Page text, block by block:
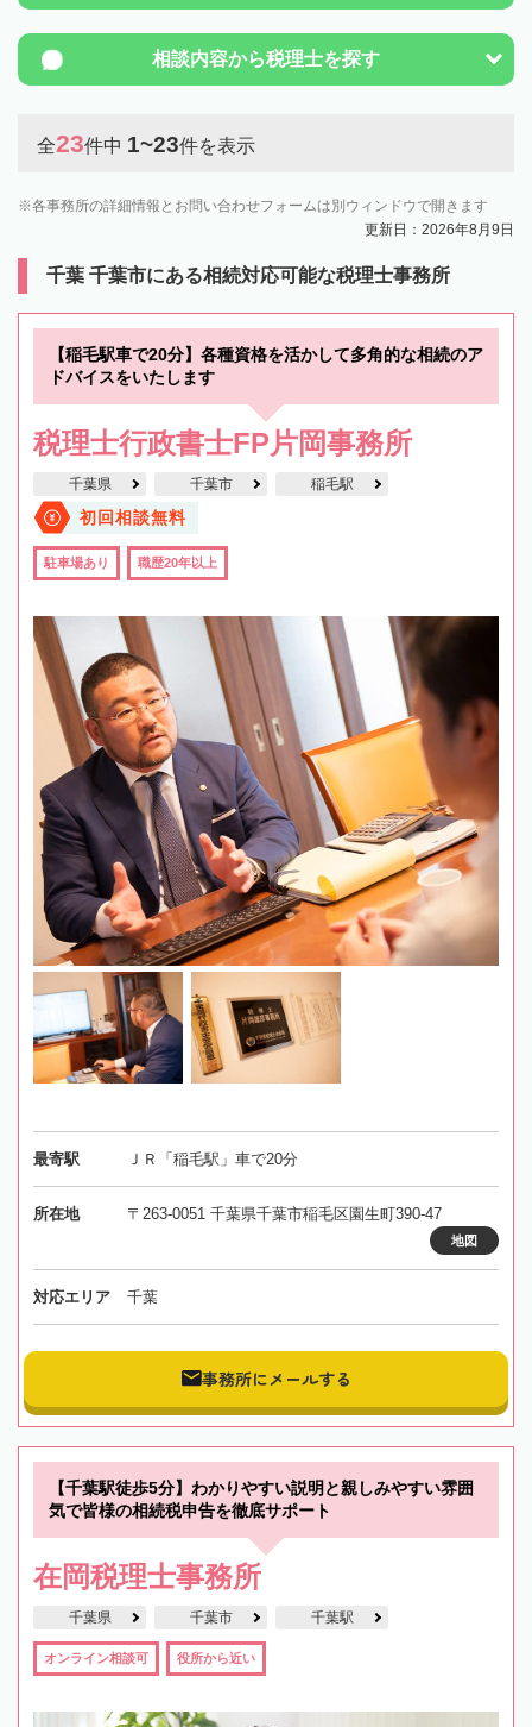
相談内容から税理士を探す
全23件中 1~23件を表示
各事務所の詳細情報とお問い合わせフォームは別ウィンドウで開きます
更新日：2026年8月9日
千葉 千葉市にある相続対応可能な税理士事務所
【稲毛駅車で20分】各種資格を活かして多角的な相続のア
ドバイスをいたします
税理士行政書士FP片岡事務所
千葉県 千葉市 稲毛駅
初回相談無料
駐車場あり 職歴20年以上
最寄駅 ＪＲ「稲毛駅」車で20分
所在地 〒263-0051 千葉県千葉市稲毛区園生町390-47
地図
対応エリア 千葉
事務所にメールする
【千葉駅徒歩5分】わかりやすい説明と親しみやすい雰囲
気で皆様の相続税申告を徹底サポート
在岡税理士事務所
千葉県 千葉市 千葉駅
オンライン相談可 役所から近い